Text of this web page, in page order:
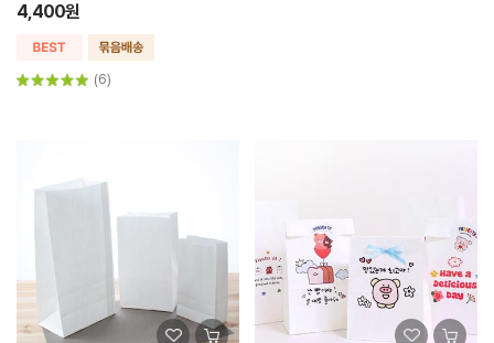
4,400원
(6)